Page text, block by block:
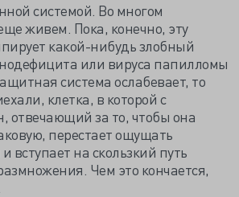
системой. Во многом
живем. Пока, конечно, эту
какой-нибудь злобный
или вируса папилломы
система ослабевает, то
клетка, в которой с
отвечающий за то, чтобы она
перестает ощущать
вступает на скользкий путь
Чем это кончается,